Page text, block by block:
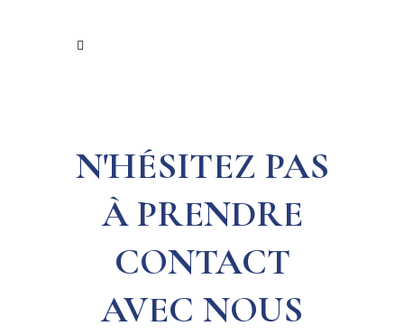
N'HÉSITEZ PAS
À PRENDRE
CONTACT
AVEC NOUS